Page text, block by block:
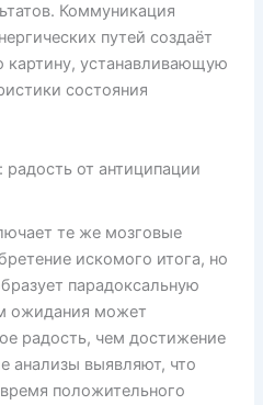
Коммуникация
путей создаёт
устанавливающую
состояния
от антиципации
те же мозговые
искомого итога, но
парадоксальную
ожидания может
радость, чем достижение
анализы выявляют, что
положительного